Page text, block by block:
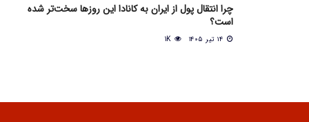
چرا انتقال پول از ایران به کانادا این روزها سخت‌تر شده
است؟
1K